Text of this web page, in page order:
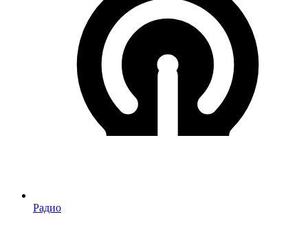
Радио